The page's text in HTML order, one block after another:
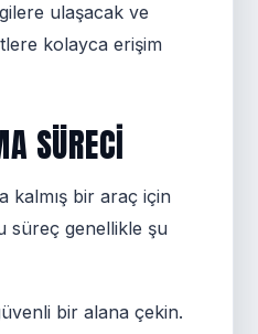
ulaşacak ve
kolayca erişim
SÜRECI
kalmış bir araç için
süreç genellikle şu
bir alana çekin.